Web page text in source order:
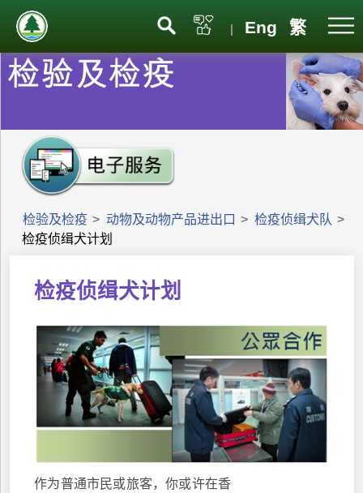
| Eng 繁
检验及检疫 > 动物及动物产品进出口 > 检疫侦缉犬队 >
检疫侦缉犬计划
检疫侦缉犬计划
作为普通市民或旅客，你或许在香